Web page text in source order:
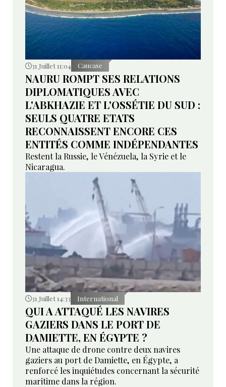
31 Juillet 11:04 Caucase
NAURU ROMPT SES RELATIONS
DIPLOMATIQUES AVEC
L'ABKHAZIE ET L'OSSÉTIE DU SUD :
SEULS QUATRE ETATS
RECONNAISSENT ENCORE CES
ENTITÉS COMME INDÉPENDANTES
Restent la Russie, le Vénézuela, la Syrie et le
Nicaragua.
31 Juillet 14:33 International
QUI A ATTAQUÉ LES NAVIRES
GAZIERS DANS LE PORT DE
DAMIETTE, EN ÉGYPTE ?
Une attaque de drone contre deux navires
gaziers au port de Damiette, en Égypte, a
renforcé les inquiétudes concernant la sécurité
maritime dans la région.